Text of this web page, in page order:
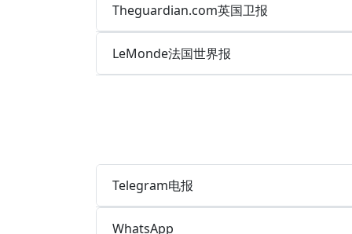
Theguardian.com英国卫报
LeMonde法国世界报
Telegram电报
WhatsApp